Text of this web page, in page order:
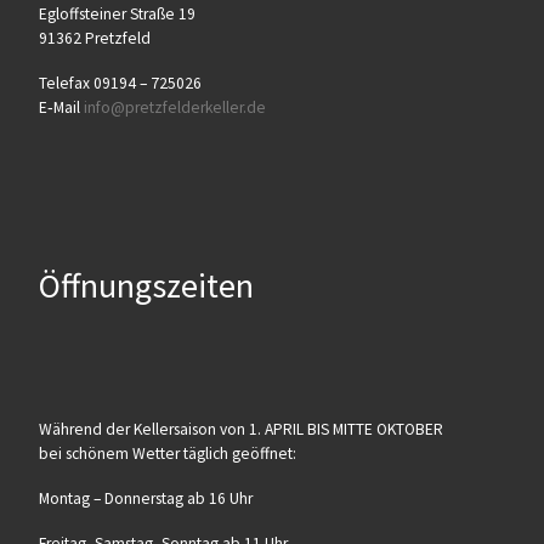
Egloff­stei­ner Stra­ße 19
91362 Pretzfeld
Tele­fax 09194 – 725026
E‑Mail info@​pretzfelderkeller.​de
Öffnungszeiten
Wäh­rend der Kel­ler­sai­son von 1. APRIL BIS MITTE OKTOBER
bei schö­nem Wet­ter täg­lich geöffnet:
Mon­tag – Don­ners­tag ab 16 Uhr